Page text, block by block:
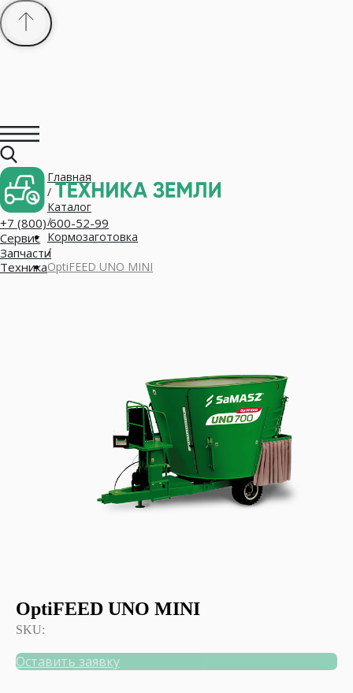
+7 (800) 600-52-99
Сервис
Запчасти
Техника
Главная
/
Каталог
/
Кормозаготовка
/
OptiFEED UNO MINI
OptiFEED UNO MINI
SKU:
Оставить заявку